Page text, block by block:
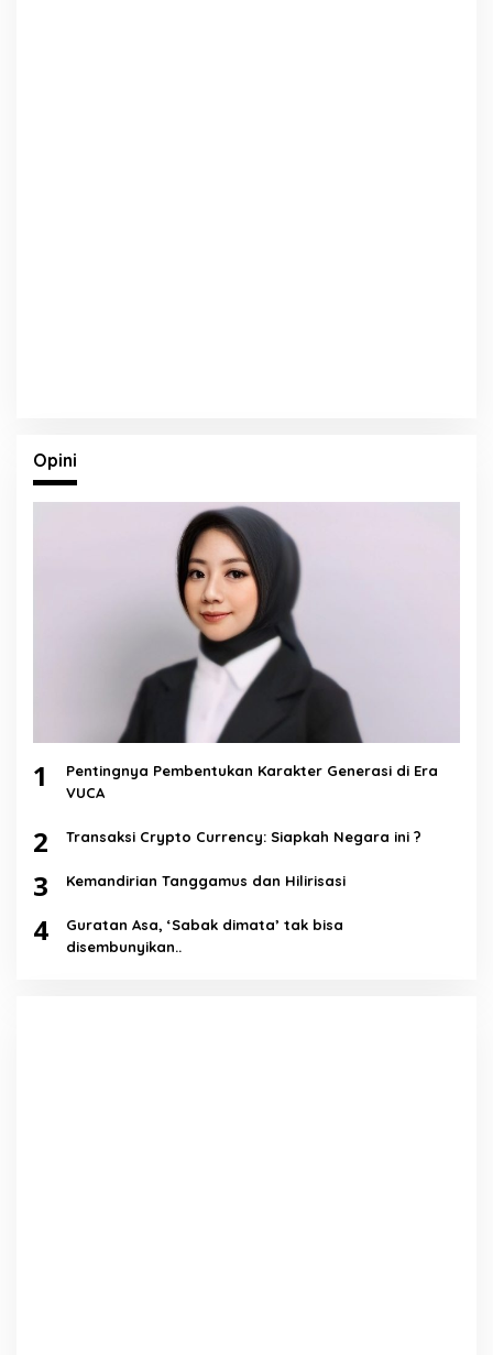
Opini
1
Pentingnya Pembentukan Karakter Generasi di Era
VUCA
2 Transaksi Crypto Currency: Siapkah Negara ini ?
3 Kemandirian Tanggamus dan Hilirisasi
4
Guratan Asa, ‘Sabak dimata’ tak bisa
disembunyikan..